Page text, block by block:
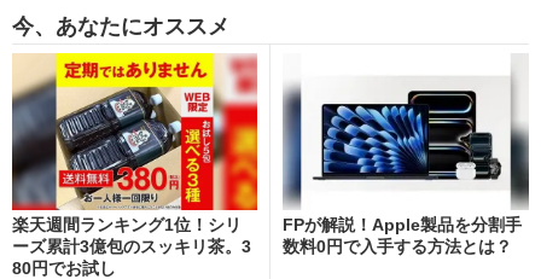
今、あなたにオススメ
楽天週間ランキング1位！シリ
ーズ累計3億包のスッキリ茶。3
80円でお試し
FPが解説！Apple製品を分割手
数料0円で入手する方法とは？